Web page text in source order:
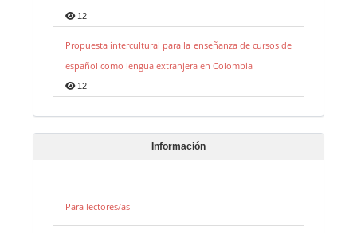
12
Propuesta intercultural para la enseñanza de cursos de
español como lengua extranjera en Colombia
12
Información
Para lectores/as